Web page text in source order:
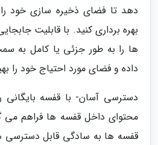
دهد تا فضای ذخیره سازی خود
بهره برداری کنید. با قابلیت
ها را به طور جزئی یا کامل
داده و فضای مورد احتیاج خود را
دسترسی آسان- با قفسه
محتوای داخل قفسه ها فراهم می
قفسه ها به سادگی قابل